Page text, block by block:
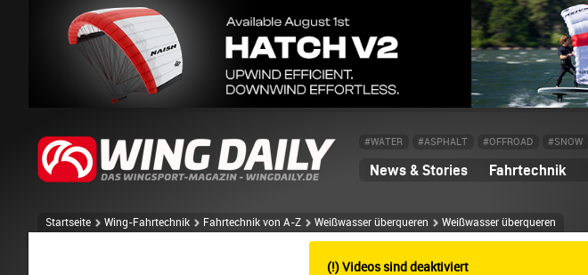
#WATER #ASPHALT #OFFROAD #SNOW
News & Stories Fahrtechnik
Startseite Wing-Fahrtechnik Fahrtechnik von A-Z Weißwasser überqueren Weißwasser überqueren
(!) Videos sind deaktiviert